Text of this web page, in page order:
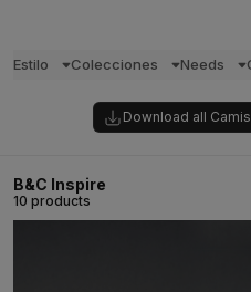
Estilo Colecciones Needs
Download all
B&C Inspire
10 products